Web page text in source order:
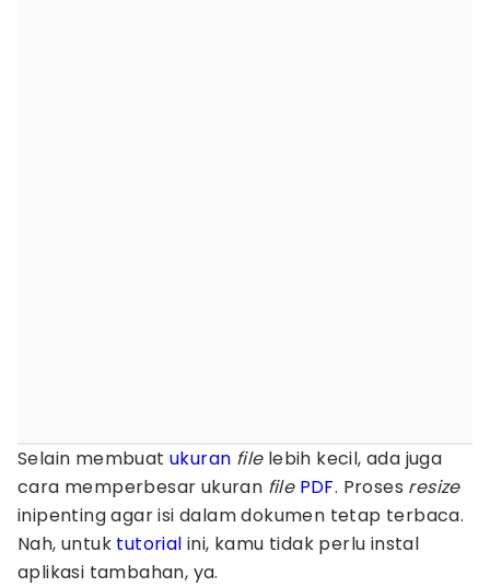
Selain membuat ukuran filelebih kecil, ada juga
cara memperbesar ukuran file PDF. Proses resize
inipenting agar isi dalam dokumen tetap terbaca.
Nah, untuk tutorial ini, kamu tidak perlu instal
aplikasi tambahan, ya.